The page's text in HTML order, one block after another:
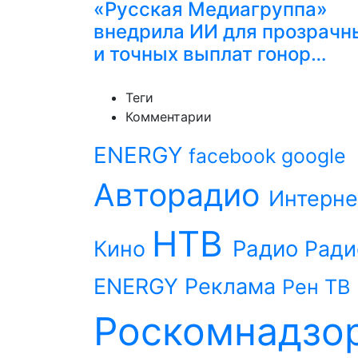
«Русская Медиагруппа»
внедрила ИИ для
и точных выплат гонор…
Теги
Комментарии
ENERGY facebook google
Авторадио
Кино НТВ Радио
ENERGY Реклама Рен ТВ